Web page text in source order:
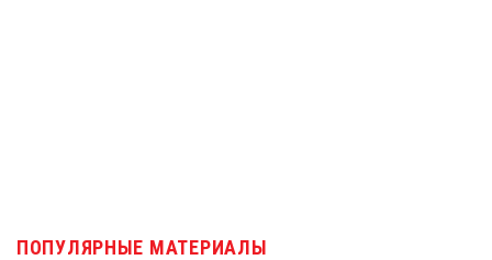
ПОПУЛЯРНЫЕ МАТЕРИАЛЫ